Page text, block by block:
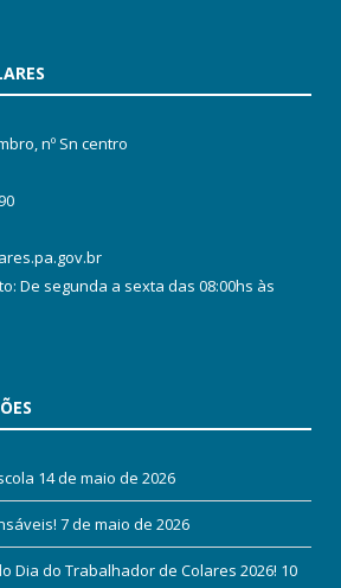
nº Sn centro
De segunda a sexta das 08:00hs às
14 de maio de 2026
7 de maio de 2026
Dia do Trabalhador de Colares 2026! 10